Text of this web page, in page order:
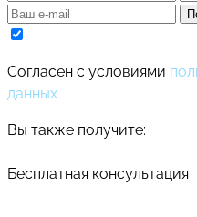
Cогласен с условиями
данных
Вы также получите:
Бесплатная консультация